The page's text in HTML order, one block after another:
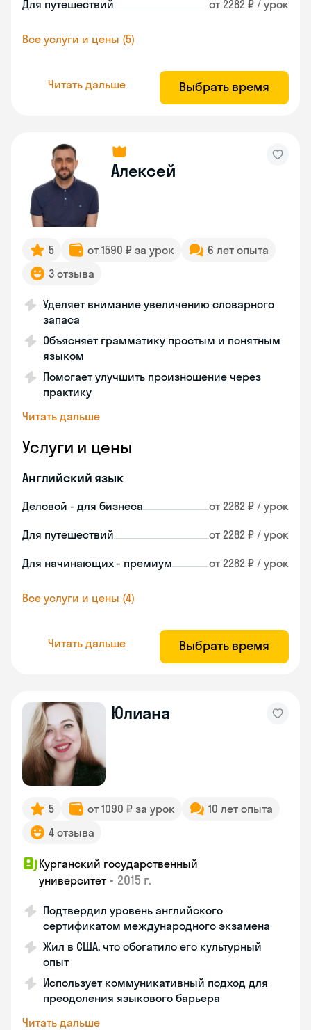
Для путешествий от 2282 ₽ / урок
Все услуги и цены (5)
Читать дальше Выбрать время
Алексей
5 от 1590 ₽ за урок
6 лет опыта
3 отзыва
Уделяет внимание увеличению словарного
запаса
Объясняет грамматику простым и понятным
языком
Помогает улучшить произношение через
практику
Читать дальше
Услуги и цены
Английский язык
Деловой - для бизнеса от 2282 ₽ / урок
Для путешествий от 2282 ₽ / урок
Для начинающих - премиум от 2282 ₽ / урок
Все услуги и цены (4)
Читать дальше Выбрать время
Юлиана
5 от 1090 ₽ за урок
10 лет опыта
4 отзыва
Курганский государственный
университет • 2015 г.
Подтвердил уровень английского
сертификатом международного экзамена
Жил в США, что обогатило его культурный
опыт
Использует коммуникативный подход для
преодоления языкового барьера
Читать дальше